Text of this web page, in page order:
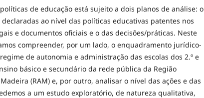
de educação está sujeito a dois planos de análise: o
ao nível das políticas educativas patentes nos
e documentos oficiais e o das decisões/práticas. Neste
compreender, por um lado, o enquadramento jurídico-
de autonomia e administração das escolas dos 2.º e
básico e secundário da rede pública da Região
(RAM) e, por outro, analisar o nível das ações e das
a um estudo exploratório, de natureza qualitativa,